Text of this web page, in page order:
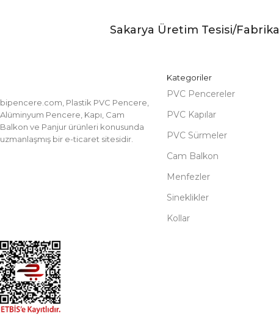
Sakarya Üretim Tesisi/Fabrika
bipencere.com, Plastik PVC Pencere,
Alüminyum Pencere, Kapı, Cam
Balkon ve Panjur ürünleri konusunda
uzmanlaşmış bir e-ticaret sitesidir.
Kategoriler
PVC Pencereler
PVC Kapılar
PVC Sürmeler
Cam Balkon
Menfezler
Sineklikler
Kollar